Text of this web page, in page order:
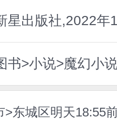
星出版社,2022年
书>小说>魔幻小
>东城区明天18:55